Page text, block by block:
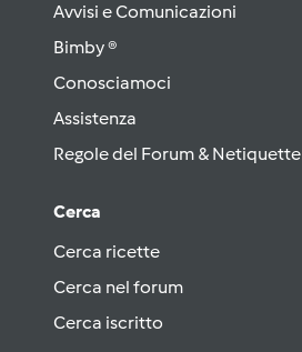
Avvisi e Comunicazioni
Bimby ®
Conosciamoci
Assistenza
Regole del Forum & Netiquette
Cerca
Cerca ricette
Cerca nel forum
Cerca iscritto